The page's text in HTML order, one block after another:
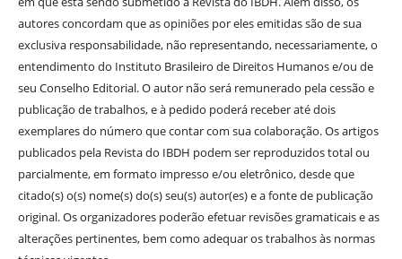
autores concordam que as opiniões por eles emitidas são de sua
exclusiva responsabilidade, não representando, necessariamente, o
entendimento do Instituto Brasileiro de Direitos Humanos e/ou de
seu Conselho Editorial. O autor não será remunerado pela cessão e
publicação de trabalhos, e à pedido poderá receber até dois
exemplares do número que contar com sua colaboração. Os artigos
publicados pela Revista do IBDH podem ser reproduzidos total ou
parcialmente, em formato impresso e/ou eletrônico, desde que
citado(s) o(s) nome(s) do(s) seu(s) autor(es) e a fonte de publicação
original. Os organizadores poderão efetuar revisões gramaticais e as
alterações pertinentes, bem como adequar os trabalhos às normas